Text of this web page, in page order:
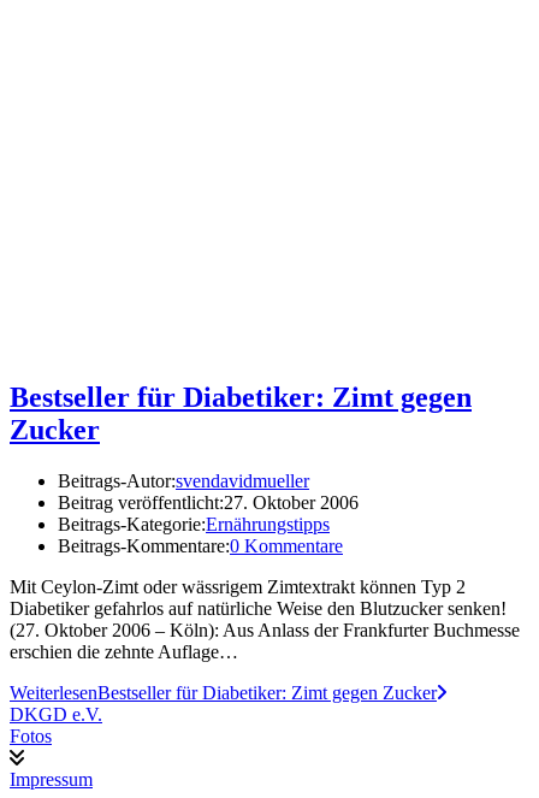
Bestseller für Diabetiker: Zimt gegen
Zucker
Beitrags-Autor:svendavidmueller
Beitrag veröffentlicht:27. Oktober 2006
Beitrags-Kategorie:Ernährungstipps
Beitrags-Kommentare:0 Kommentare
Mit Ceylon-Zimt oder wässrigem Zimtextrakt können Typ 2
Diabetiker gefahrlos auf natürliche Weise den Blutzucker senken!
(27. Oktober 2006 – Köln): Aus Anlass der Frankfurter Buchmesse
erschien die zehnte Auflage…
WeiterlesenBestseller für Diabetiker: Zimt gegen Zucker
DKGD e.V.
Fotos
Impressum